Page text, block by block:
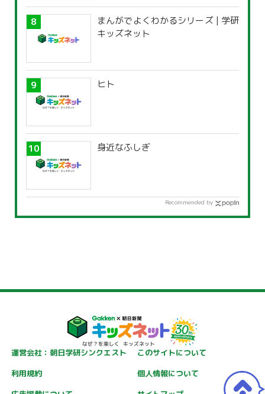
まんがでよくわかるシリーズ | 学研
キッズネット
ヒト
身近なふしぎ
Recommended by
運営会社：朝日学研シンクエスト
このサイトについて
利用規約
個人情報について